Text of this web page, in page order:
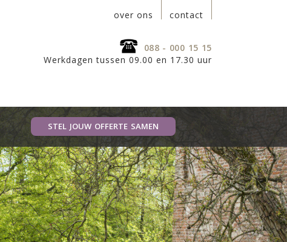
over ons contact
088 - 000 15 15
Werkdagen tussen 09.00 en 17.30 uur
STEL JOUW OFFERTE SAMEN